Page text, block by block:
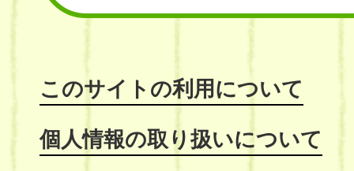
このサイトの利用について
個人情報の取り扱いについて